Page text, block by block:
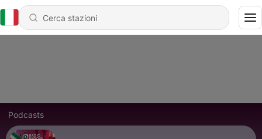
Podcasts